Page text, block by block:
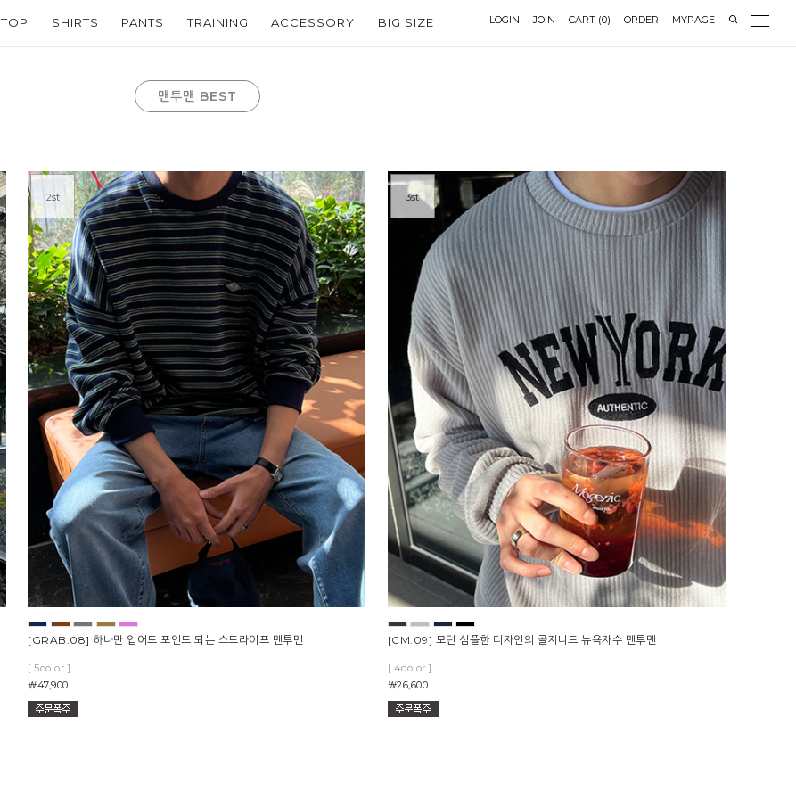
LOGIN JOIN CART (0) ORDER MYPAGE
TOP SHIRTS PANTS TRAINING ACCESSORY BIG SIZE
맨투맨 BEST
2st
[GRAB.08] 하나만 입어도 포인트 되는 스트라이프 맨투맨
[ 5color ]
￦47,900
3st
[CM.09] 모던 심플한 디자인의 골지니트 뉴욕자수 맨투맨
[ 4color ]
￦26,600